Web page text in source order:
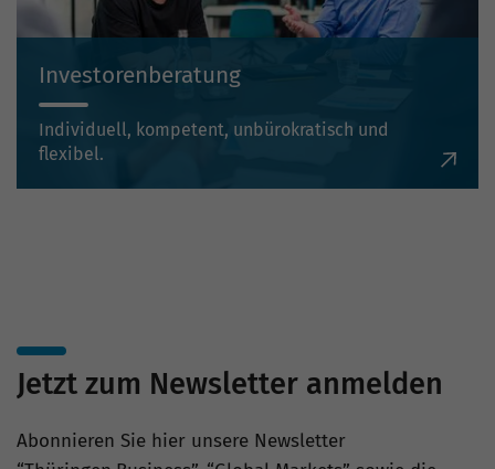
Investorenberatung
Individuell, kompetent, unbürokratisch und
flexibel.
Jetzt zum Newsletter anmelden
Abonnieren Sie hier unsere Newsletter